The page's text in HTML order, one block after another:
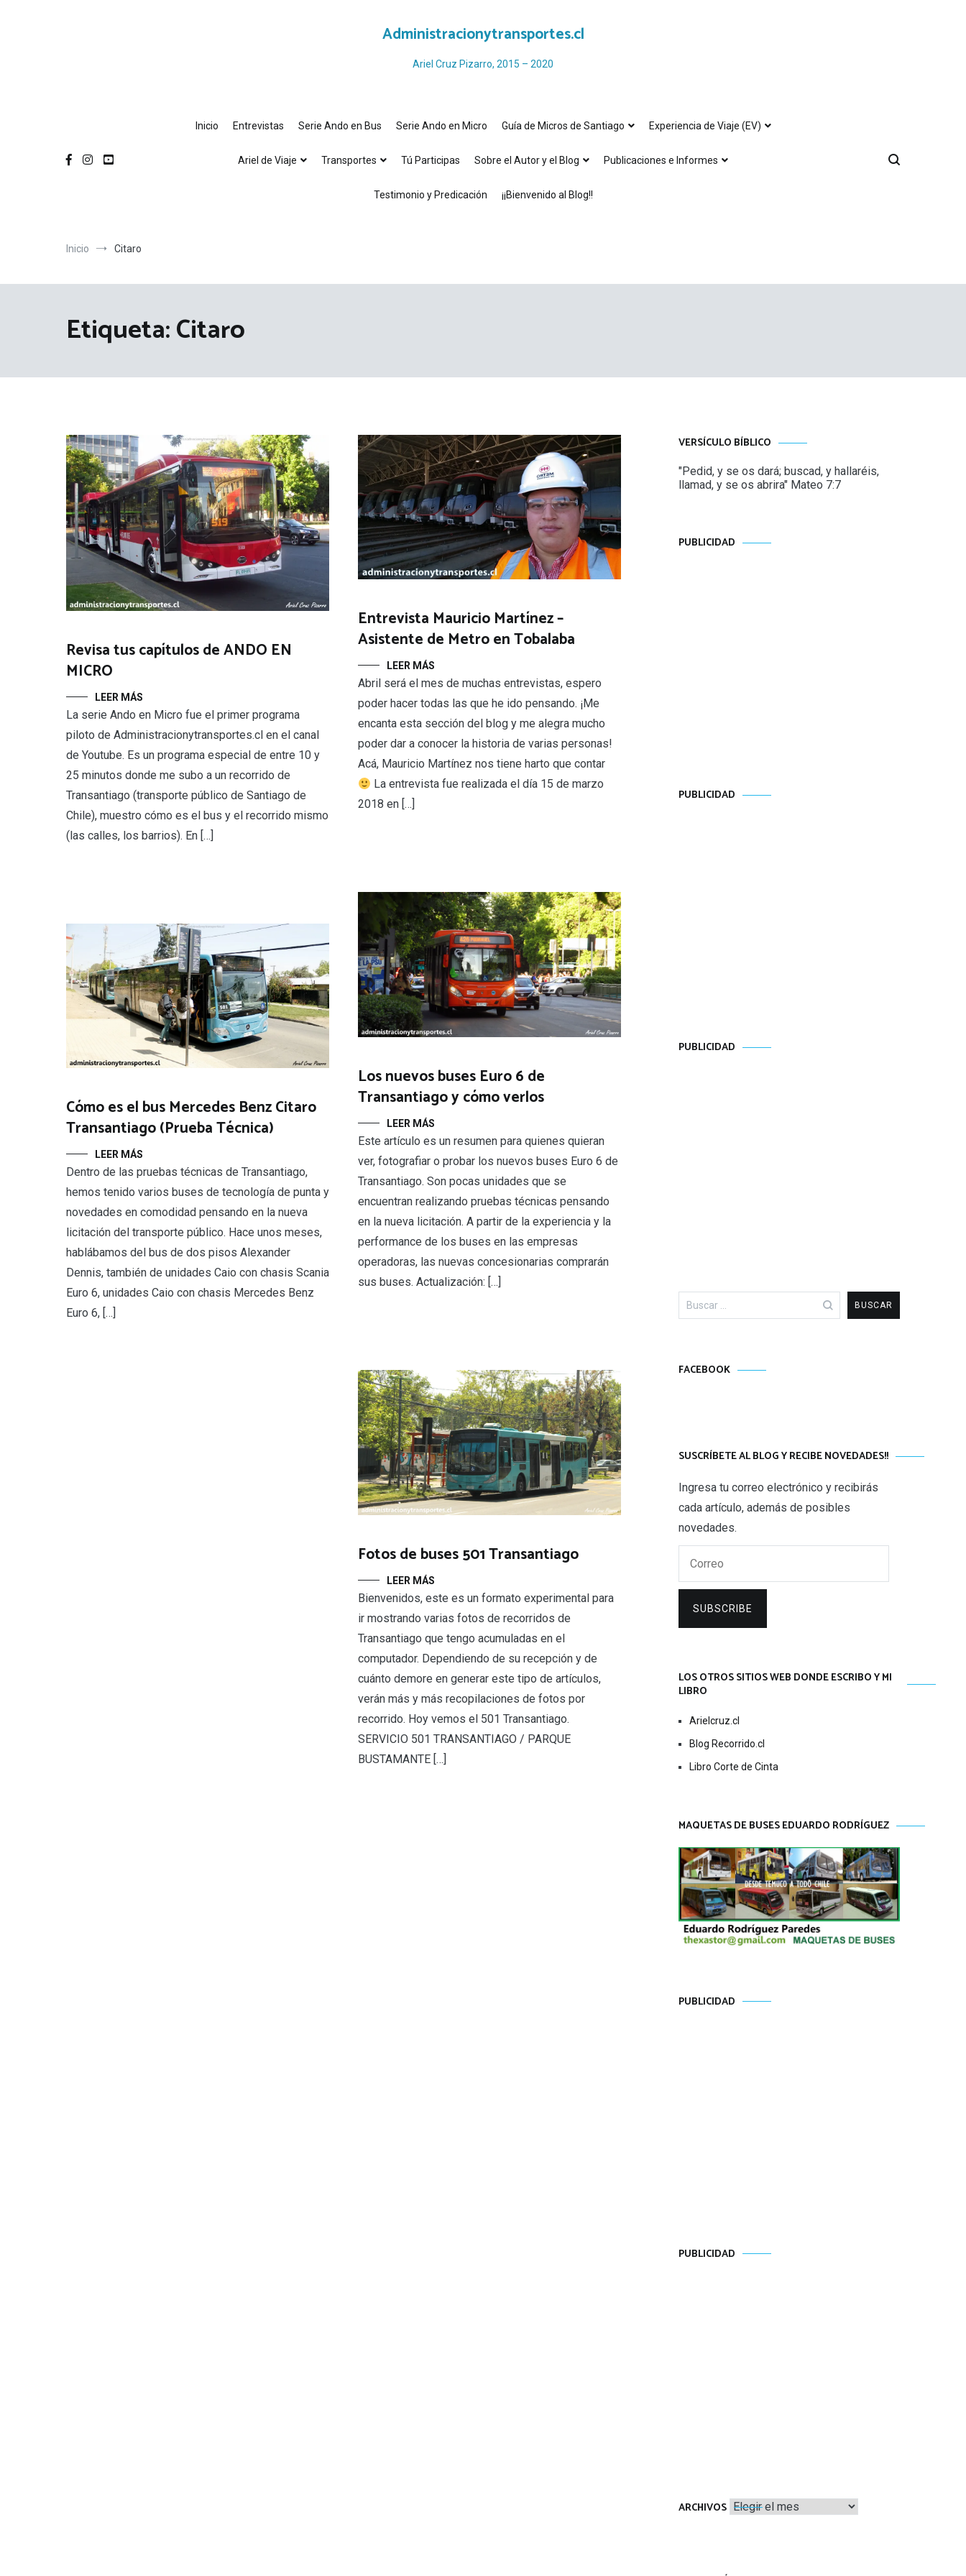
Administracionytransportes.cl
Ariel Cruz Pizarro, 2015 – 2020
Inicio Entrevistas Serie Ando en Bus Serie Ando en Micro Guía de Micros de Santiago Experiencia de Viaje (EV)
Ariel de Viaje Transportes Tú Participas Sobre el Autor y el Blog Publicaciones e Informes
Testimonio y Predicación ¡¡Bienvenido al Blog!!
Inicio Citaro
Etiqueta:Citaro
Revisa tus capítulos de ANDO EN
MICRO
LEER MÁS
La serie Ando en Micro fue el primer programa
piloto de Administracionytransportes.cl en el canal
de Youtube. Es un programa especial de entre 10 y
25 minutos donde me subo a un recorrido de
Transantiago (transporte público de Santiago de
Chile), muestro cómo es el bus y el recorrido mismo
(las calles, los barrios). En […]
Entrevista Mauricio Martínez –
Asistente de Metro en Tobalaba
LEER MÁS
Abril será el mes de muchas entrevistas, espero
poder hacer todas las que he ido pensando. ¡Me
encanta esta sección del blog y me alegra mucho
poder dar a conocer la historia de varias personas!
Acá, Mauricio Martínez nos tiene harto que contar
La entrevista fue realizada el día 15 de marzo
2018 en […]
Los nuevos buses Euro 6 de
Transantiago y cómo verlos
LEER MÁS
Este artículo es un resumen para quienes quieran
ver, fotografiar o probar los nuevos buses Euro 6 de
Transantiago. Son pocas unidades que se
encuentran realizando pruebas técnicas pensando
en la nueva licitación. A partir de la experiencia y la
performance de los buses en las empresas
operadoras, las nuevas concesionarias comprarán
sus buses. Actualización: […]
Cómo es el bus Mercedes Benz Citaro
Transantiago (Prueba Técnica)
LEER MÁS
Dentro de las pruebas técnicas de Transantiago,
hemos tenido varios buses de tecnología de punta y
novedades en comodidad pensando en la nueva
licitación del transporte público. Hace unos meses,
hablábamos del bus de dos pisos Alexander
Dennis, también de unidades Caio con chasis Scania
Euro 6, unidades Caio con chasis Mercedes Benz
Euro 6, […]
Fotos de buses 501 Transantiago
LEER MÁS
Bienvenidos, este es un formato experimental para
ir mostrando varias fotos de recorridos de
Transantiago que tengo acumuladas en el
computador. Dependiendo de su recepción y de
cuánto demore en generar este tipo de artículos,
verán más y más recopilaciones de fotos por
recorrido. Hoy vemos el 501 Transantiago.
SERVICIO 501 TRANSANTIAGO / PARQUE
BUSTAMANTE […]
VERSÍCULO BÍBLICO
"Pedid, y se os dará; buscad, y hallaréis,
llamad, y se os abrira" Mateo 7:7
PUBLICIDAD
PUBLICIDAD
PUBLICIDAD
Buscar:
FACEBOOK
SUSCRÍBETE AL BLOG Y RECIBE NOVEDADES!!
Ingresa tu correo electrónico y recibirás
cada artículo, además de posibles
novedades.
SUBSCRIBE
LOS OTROS SITIOS WEB DONDE ESCRIBO Y MI
LIBRO
Arielcruz.cl
Blog Recorrido.cl
Libro Corte de Cinta
MAQUETAS DE BUSES EDUARDO RODRÍGUEZ
PUBLICIDAD
PUBLICIDAD
ARCHIVOS Archivos